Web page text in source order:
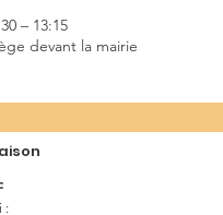
– 13:15
devant la mairie
: